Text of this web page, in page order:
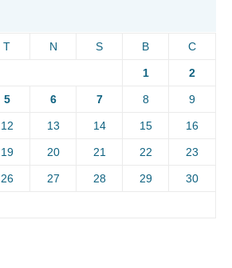
T N S B C
1 2
5 6 7 8 9
12 13 14 15 16
19 20 21 22 23
26 27 28 29 30